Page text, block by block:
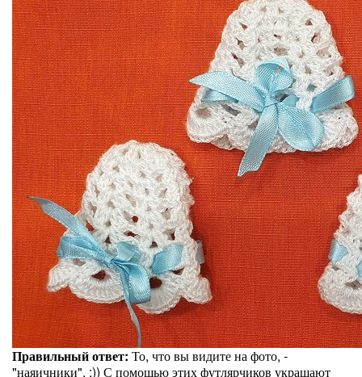
Правильный ответ: То, что вы видите на фото, -
"наяичники". :)) С помощью этих футлярчиков украшают